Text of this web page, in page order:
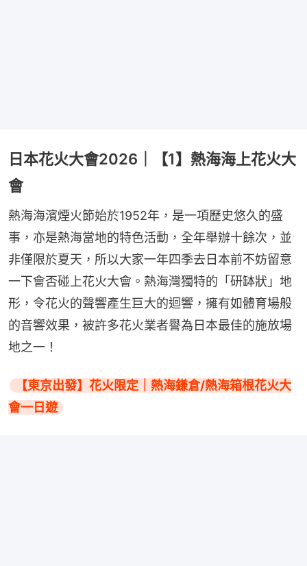
日本花火大會2026｜【1】熱海海上花火大
會
熱海海濱煙火節始於1952年，是一項歷史悠久的盛
事，亦是熱海當地的特色活動，全年舉辦十餘次，並
非僅限於夏天，所以大家一年四季去日本前不妨留意
一下會否碰上花火大會。熱海灣獨特的「研缽狀」地
形，令花火的聲響產生巨大的迴響，擁有如體育場般
的音響效果，被許多花火業者譽為日本最佳的施放場
地之一！
【東京出發】花火限定｜熱海鎌倉/熱海箱根花火大
會一日遊